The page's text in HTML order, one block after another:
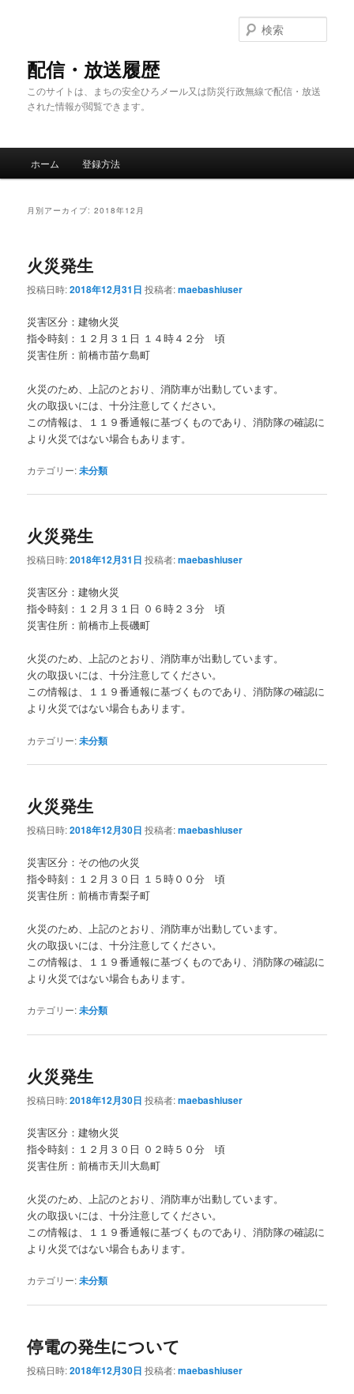
配信・放送履歴
このサイトは、まちの安全ひろメール又は防災行政無線で配信・放送
された情報が閲覧できます。
索
ホーム 登録方法
月別アーカイブ:2018年12月
火災発生
投稿日時:2018年12月31日 投稿者:maebashiuser
災害区分：建物火災
指令時刻：１２月３１日 １４時４２分 頃
災害住所：前橋市苗ケ島町
火災のため、上記のとおり、消防車が出動しています。
火の取扱いには、十分注意してください。
この情報は、１１９番通報に基づくものであり、消防隊の確認に
より火災ではない場合もあります。
カテゴリー:未分類
火災発生
投稿日時:2018年12月31日 投稿者:maebashiuser
災害区分：建物火災
指令時刻：１２月３１日 ０６時２３分 頃
災害住所：前橋市上長磯町
火災のため、上記のとおり、消防車が出動しています。
火の取扱いには、十分注意してください。
この情報は、１１９番通報に基づくものであり、消防隊の確認に
より火災ではない場合もあります。
カテゴリー:未分類
火災発生
投稿日時:2018年12月30日 投稿者:maebashiuser
災害区分：その他の火災
指令時刻：１２月３０日 １５時００分 頃
災害住所：前橋市青梨子町
火災のため、上記のとおり、消防車が出動しています。
火の取扱いには、十分注意してください。
この情報は、１１９番通報に基づくものであり、消防隊の確認に
より火災ではない場合もあります。
カテゴリー:未分類
火災発生
投稿日時:2018年12月30日 投稿者:maebashiuser
災害区分：建物火災
指令時刻：１２月３０日 ０２時５０分 頃
災害住所：前橋市天川大島町
火災のため、上記のとおり、消防車が出動しています。
火の取扱いには、十分注意してください。
この情報は、１１９番通報に基づくものであり、消防隊の確認に
より火災ではない場合もあります。
カテゴリー:未分類
停電の発生について
投稿日時:2018年12月30日 投稿者:maebashiuser